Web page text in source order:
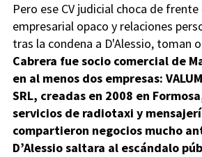
Pero ese CV judicial choca de
empresarial opaco y relaciones
tras la condena a D'Alessio, toman
Cabrera fue socio comercial de
en al menos dos empresas:
SRL, creadas en 2008 en
servicios de radiotaxi y
compartieron negocios mucho
D’Alessio saltara al escándalo